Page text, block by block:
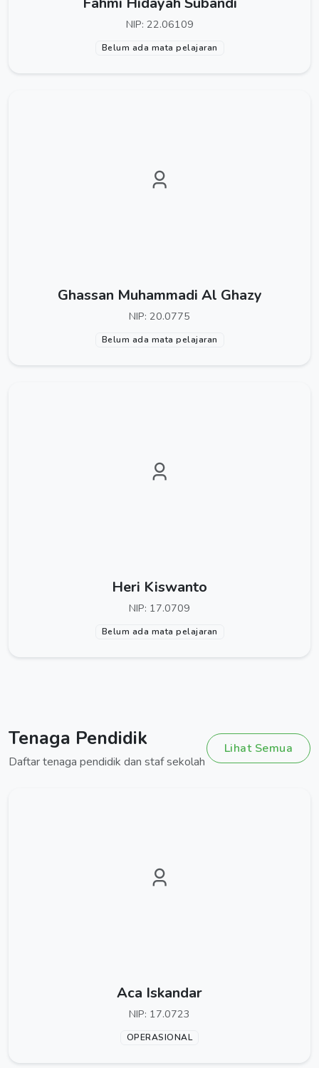
NIP: 22.06109
Belum ada mata pelajaran
Ghassan Muhammadi Al Ghazy
NIP: 20.0775
Belum ada mata pelajaran
Heri Kiswanto
NIP: 17.0709
Belum ada mata pelajaran
Tenaga Pendidik
Daftar tenaga pendidik dan staf sekolah
Lihat Semua
Aca Iskandar
NIP: 17.0723
OPERASIONAL